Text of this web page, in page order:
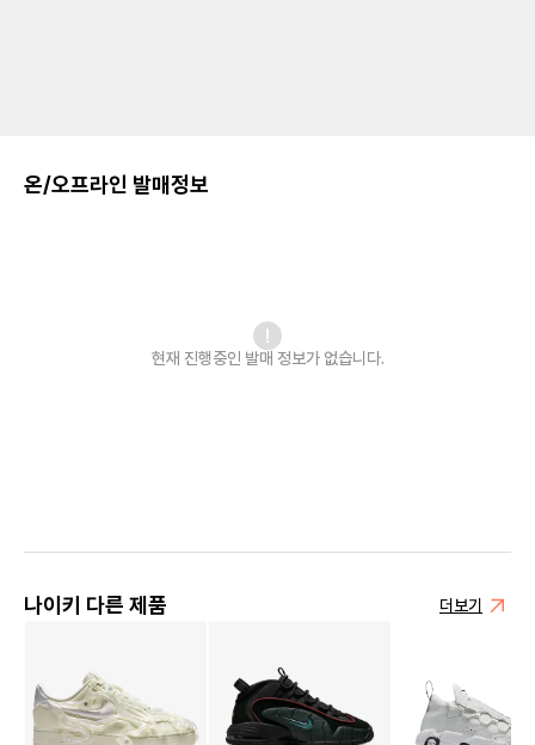
온/오프라인 발매정보
현재 진행중인 발매 정보가 없습니다.
나이키 다른 제품 더보기